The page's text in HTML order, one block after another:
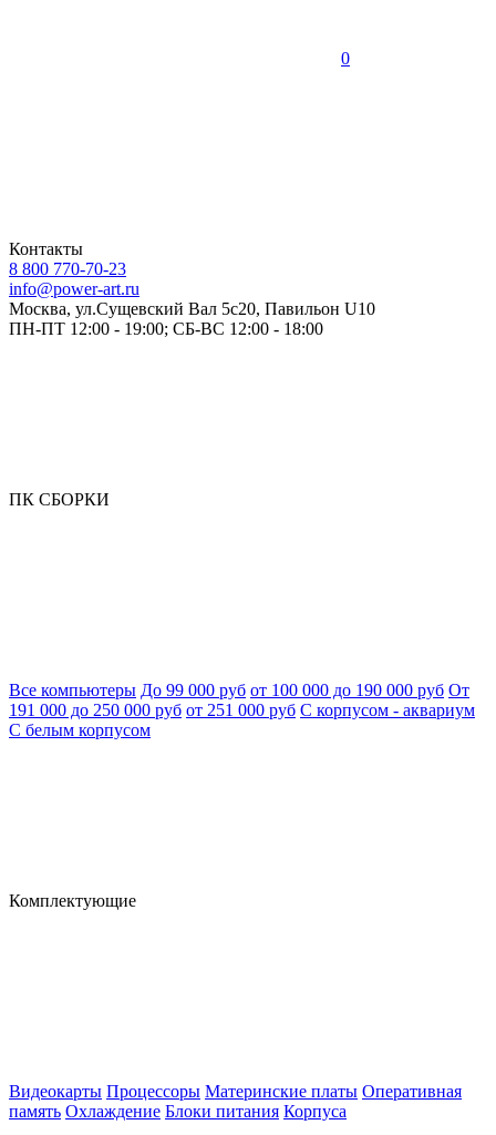
0
Контакты
8 800 770-70-23
info@power-art.ru
Москва, ул.Сущевский Вал 5с20, Павильон U10
ПН-ПТ 12:00 - 19:00; СБ-ВС 12:00 - 18:00
ПК СБОРКИ
Все компьютеры До 99 000 руб от 100 000 до 190 000 руб От
191 000 до 250 000 руб от 251 000 руб С корпусом - аквариум
С белым корпусом
Комплектующие
Видеокарты Процессоры Материнские платы Оперативная
память Охлаждение Блоки питания Корпуса